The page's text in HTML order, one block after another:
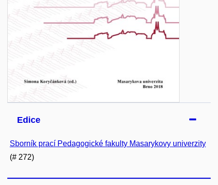
Edice
Sborník prací Pedagogické fakulty Masarykovy univerzity
(# 272)